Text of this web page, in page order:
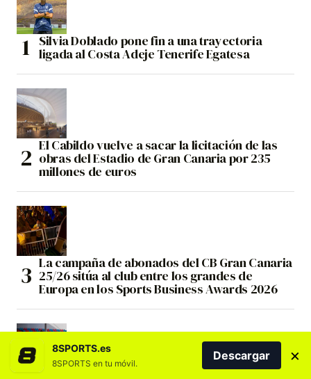
Silvia Doblado pone fin a una trayectoria
ligada al Costa Adeje Tenerife Egatesa
El Cabildo vuelve a sacar la licitación de las
obras del Estadio de Gran Canaria por 235
millones de euros
La campaña de abonados del CB Gran Canaria
25/26 sitúa al club entre los grandes de
Europa en los Sports Business Awards 2026
8SPORTS.es
8SPORTS en tu móvil.
Descargar ×